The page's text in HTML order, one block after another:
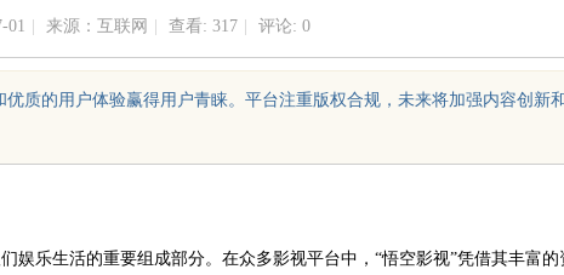
01 来源：互联网 查看: 317 评论: 0
质的用户体验赢得用户青睐。平台注重版权合规，未来将加强内容创新
娱乐生活的重要组成部分。在众多影视平台中，“悟空影视”凭借其丰富的
全解析